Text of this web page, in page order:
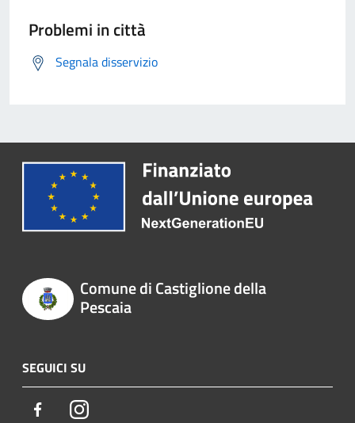
Problemi in città
Segnala disservizio
Comune di Castiglione della
Pescaia
SEGUICI SU
FacebookInstagram